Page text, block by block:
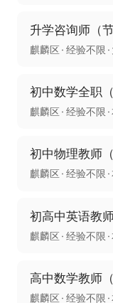
升学咨询师（
麒麟区 经验不限
初中数学全职
麒麟区 经验不限
初中物理教师（
麒麟区 经验不限
初高中英语教
麒麟区 经验不限
高中数学教师
麒麟区 经验不限